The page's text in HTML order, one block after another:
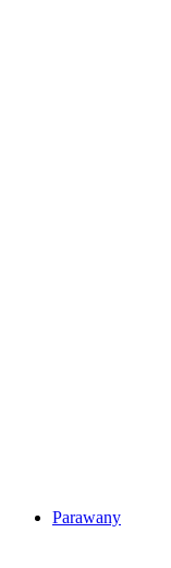
Parawany